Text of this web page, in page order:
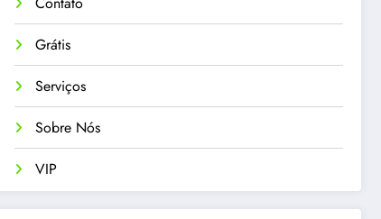
Grátis
Serviços
Sobre Nós
VIP